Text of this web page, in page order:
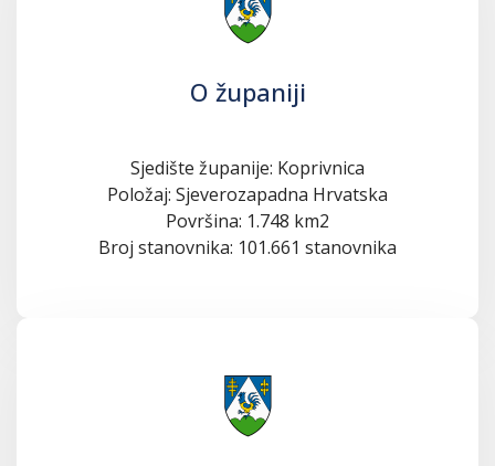
O županiji
Sjedište županije: Koprivnica
Položaj: Sjeverozapadna Hrvatska
Površina: 1.748 km2
Broj stanovnika: 101.661 stanovnika